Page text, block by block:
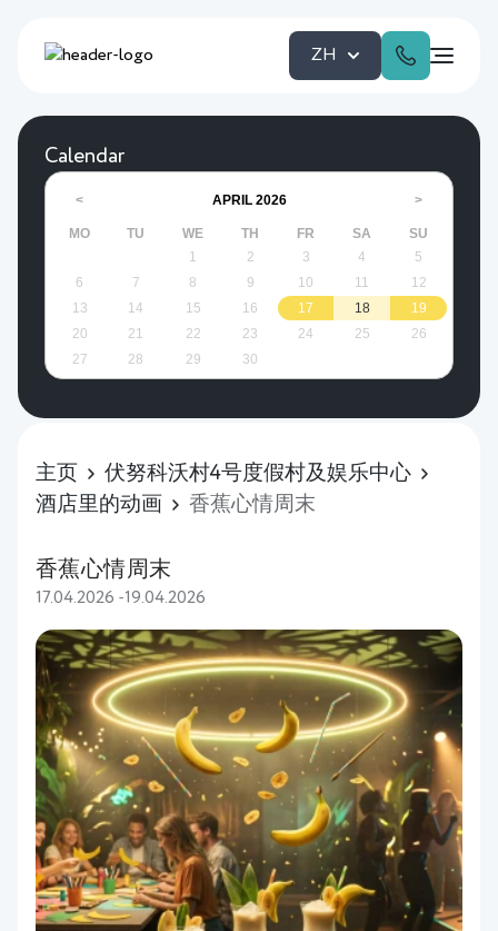
ZH
Calendar
< APRIL 2026 >
MO TU WE TH FR SA
SU
1
2 3 4
5
6
7 8 9 10 11
12
13
14 15 16 17 18
19
20
21 22 23 24 25
26
27
28 29 30
主页
伏努科沃村4号度假村及娱乐中心
酒店里的动画
香蕉心情周末
香蕉心情周末
17.04.2026 -19.04.2026